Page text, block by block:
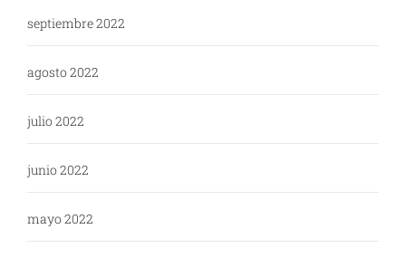
septiembre 2022
agosto 2022
julio 2022
junio 2022
mayo 2022